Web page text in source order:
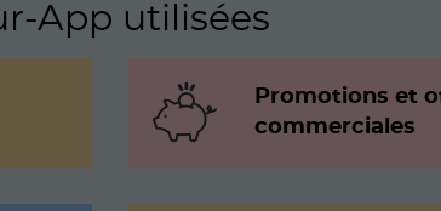
App utilisées
Promotions et
commerciales